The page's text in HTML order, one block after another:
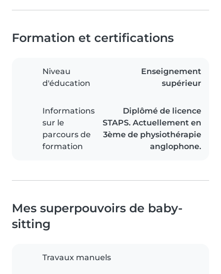
Formation et certifications
Niveau
d'éducation
Enseignement
supérieur
Informations
sur le
parcours de
formation
Diplômé de licence
STAPS. Actuellement en
3ème de physiothérapie
anglophone.
Mes superpouvoirs de baby-
sitting
Travaux manuels